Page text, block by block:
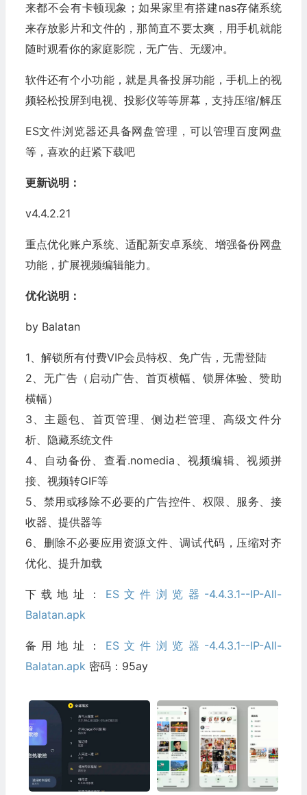
来都不会有卡顿现象；如果家里有搭建nas存储系统
来存放影片和文件的，那简直不要太爽，用手机就能
随时观看你的家庭影院，无广告、无缓冲。
软件还有个小功能，就是具备投屏功能，手机上的视
频轻松投屏到电视、投影仪等等屏幕，支持压缩/解压
ES文件浏览器还具备网盘管理，可以管理百度网盘
等，喜欢的赶紧下载吧
更新说明：
v4.4.2.21
重点优化账户系统、适配新安卓系统、增强备份网盘
功能，扩展视频编辑能力。
优化说明：
by Balatan
1、解锁所有付费VIP会员特权、免广告，无需登陆
2、无广告（启动广告、首页横幅、锁屏体验、赞助
横幅）
3、主题包、首页管理、侧边栏管理、高级文件分
析、隐藏系统文件
4、自动备份、查看.nomedia、视频编辑、视频拼
接、视频转GIF等
5、禁用或移除不必要的广告控件、权限、服务、接
收器、提供器等
6、删除不必要应用资源文件、调试代码，压缩对齐
优化、提升加载
下载地址： ES文件浏览器-4.4.3.1--IP-All-
Balatan.apk
备用地址： ES文件浏览器-4.4.3.1--IP-All-
Balatan.apk密码：95ay